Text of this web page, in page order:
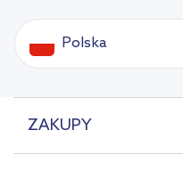
Polska
ZAKUPY